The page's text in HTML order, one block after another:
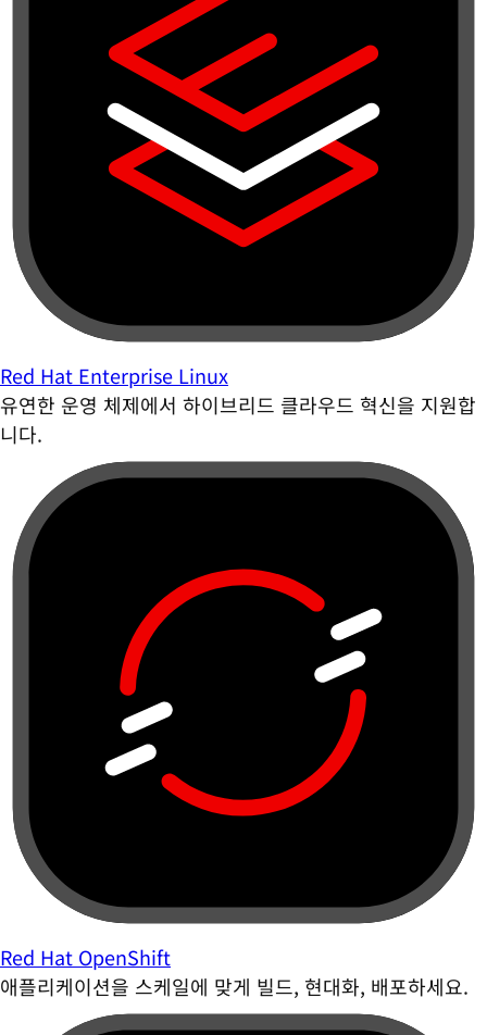
Red Hat Enterprise Linux
유연한 운영 체제에서 하이브리드 클라우드 혁신을 지원합
니다.
Red Hat OpenShift
애플리케이션을 스케일에 맞게 빌드, 현대화, 배포하세요.